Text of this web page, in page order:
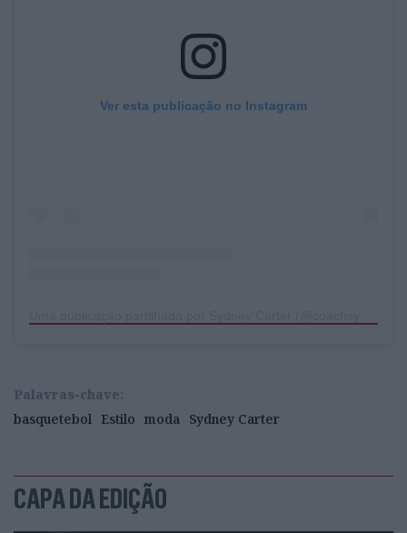
Ver esta publicação no Instagram
Palavras-chave:
basquetebol Estilo moda Sydney Carter
CAPA DA EDIÇÃO